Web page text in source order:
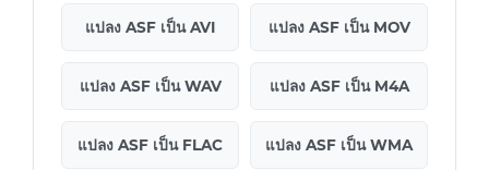
แปลง ASF เป็น AVI แปลง ASF เป็น MOV
แปลง ASF เป็น WAV แปลง ASF เป็น M4A
แปลง ASF เป็น FLAC แปลง ASF เป็น WMA